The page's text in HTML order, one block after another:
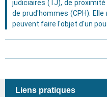
judiciaires (TJ), de
de prud'hommes (CPH).
peuvent faire l'objet d'un
Liens pratiques